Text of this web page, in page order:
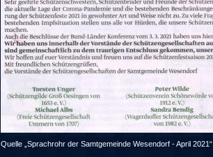
Quelle „Sprachrohr der Samtgemeinde Wesendorf - April 2021“